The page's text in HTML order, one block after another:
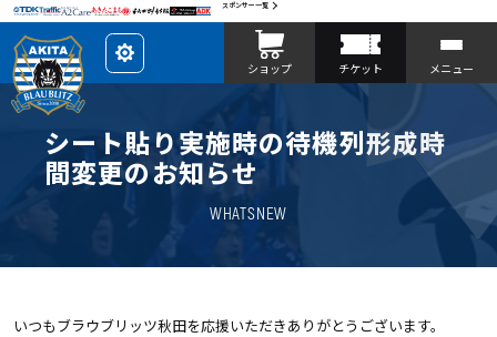
スポンサー一覧
レ
イ
ア
を
カ
ス
タ
マ
ショップ チケット メニュー
シート貼り実施時の待機列形成時
間変更のお知らせ
WHATSNEW
いつもブラウブリッツ秋田を応援いただきありがとうございます。